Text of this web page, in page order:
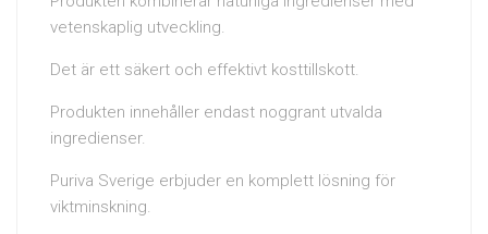
vetenskaplig utveckling.
Det är ett säkert och effektivt kosttillskott.
Produkten innehåller endast noggrant utvalda
ingredienser.
Puriva Sverige erbjuder en komplett lösning för
viktminskning.